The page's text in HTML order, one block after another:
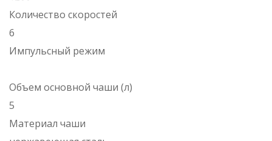
Количество скоростей
6
Импульсный режим
Объем основной чаши (л)
5
Материал чаши